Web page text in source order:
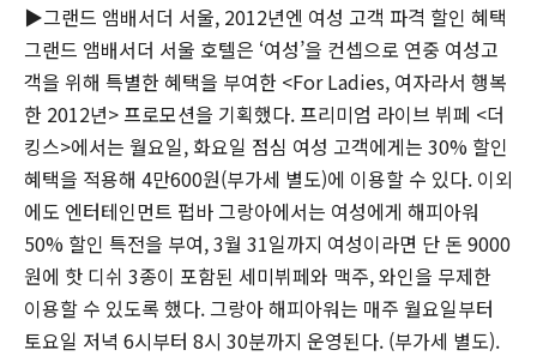
▶그랜드 앰배서더 서울, 2012년엔 여성 고객 파격 할인 혜택
그랜드 앰배서더 서울 호텔은 ‘여성’을 컨셉으로 연중 여성고
객을 위해 특별한 혜택을 부여한 <For Ladies, 여자라서 행복
한 2012년> 프로모션을 기획했다. 프리미엄 라이브 뷔페 <더
킹스>에서는 월요일, 화요일 점심 여성 고객에게는 30% 할인
혜택을 적용해 4만600원(부가세 별도)에 이용할 수 있다. 이외
에도 엔터테인먼트 펍바 그랑아에서는 여성에게 해피아워
50% 할인 특전을 부여, 3월 31일까지 여성이라면 단 돈 9000
원에 핫 디쉬 3종이 포함된 세미뷔페와 맥주, 와인을 무제한
이용할 수 있도록 했다. 그랑아 해피아워는 매주 월요일부터
토요일 저녁 6시부터 8시 30분까지 운영된다. (부가세 별도).